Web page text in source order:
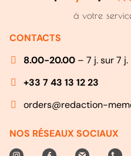
à votre
CONTACTS
8.00-20.00 – 7 j. sur 7 j.
+33 7 43 13 12 23
orders@redaction-
NOS RÉSEAUX SOCIAUX